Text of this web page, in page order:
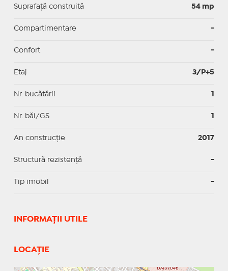
Suprafaţă construită 54 mp
Compartimentare -
Confort -
Etaj 3/P+5
Nr. bucătării 1
Nr. băi/GS 1
An construcție 2017
Structură rezistență -
Tip imobil -
INFORMAŢII UTILE
LOCAȚIE